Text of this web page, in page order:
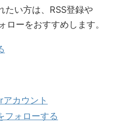
たい方は、RSS登録や
ーをおすすめします。
カウント
フォローする